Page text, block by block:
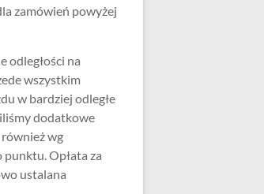
zamówień powyżej
odległości na
wszystkim
w bardziej odległe
dodatkowe
wg
punktu. Opłata za
ustalana